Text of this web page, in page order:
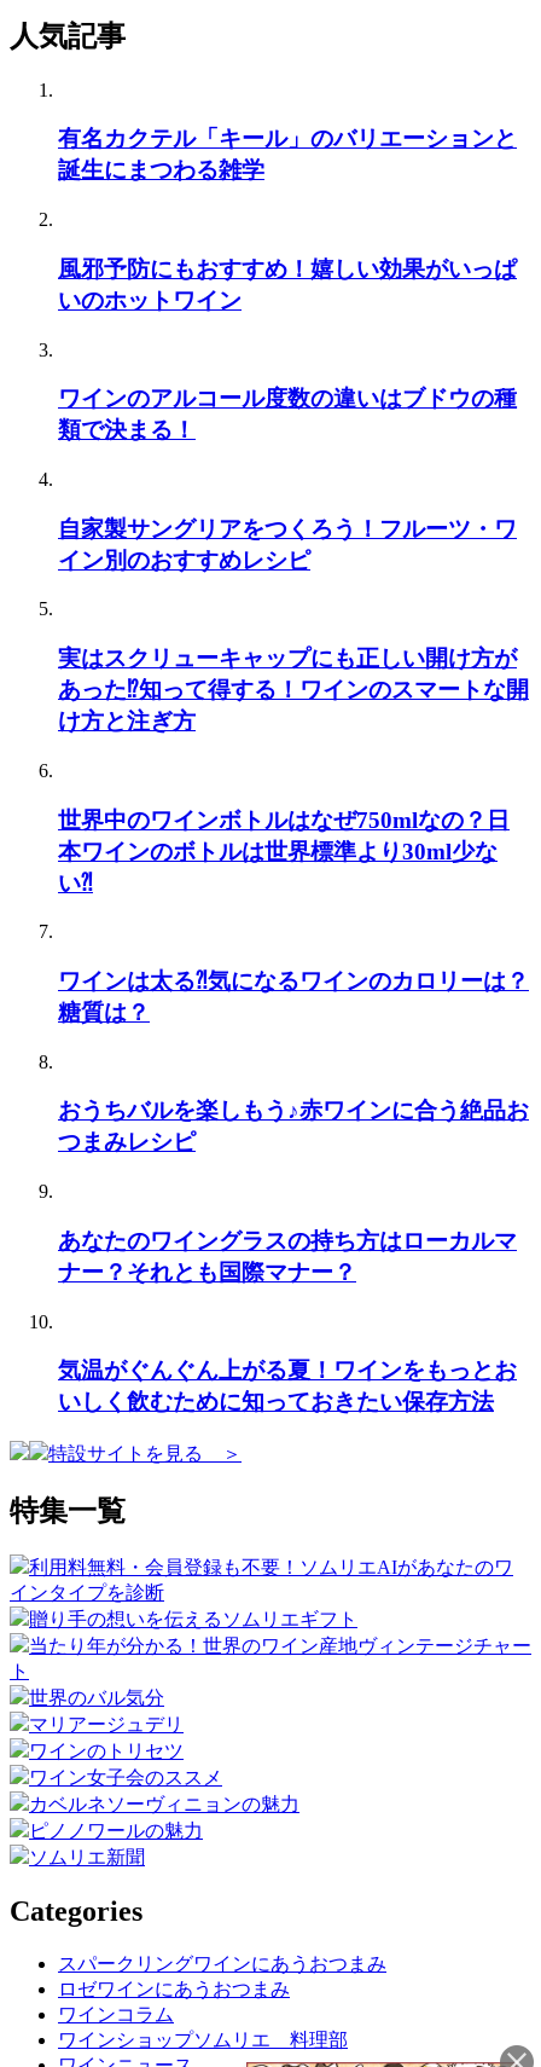
人気記事
有名カクテル「キール」のバリエーションと
誕生にまつわる雑学
風邪予防にもおすすめ！嬉しい効果がいっぱ
いのホットワイン
ワインのアルコール度数の違いはブドウの種
類で決まる！
自家製サングリアをつくろう！フルーツ・ワ
イン別のおすすめレシピ
実はスクリューキャップにも正しい開け方が
あった⁉知って得する！ワインのスマートな開
け方と注ぎ方
世界中のワインボトルはなぜ750mlなの？日
本ワインのボトルは世界標準より30ml少な
い⁈
ワインは太る⁈気になるワインのカロリーは？
糖質は？
おうちバルを楽しもう♪赤ワインに合う絶品お
つまみレシピ
あなたのワイングラスの持ち方はローカルマ
ナー？それとも国際マナー？
気温がぐんぐん上がる夏！ワインをもっとお
いしく飲むために知っておきたい保存方法
特設サイトを見る ＞
特集一覧
利用料無料・会員登録も不要！ソムリエAIがあなたのワ
インタイプを診断
贈り手の想いを伝えるソムリエギフト
当たり年が分かる！世界のワイン産地ヴィンテージチャー
ト
世界のバル気分
マリアージュデリ
ワインのトリセツ
ワイン女子会のススメ
カベルネソーヴィニョンの魅力
ピノノワールの魅力
ソムリエ新聞
Categories
スパークリングワインにあうおつまみ
ロゼワインにあうおつまみ
ワインコラム
ワインショップソムリエ 料理部